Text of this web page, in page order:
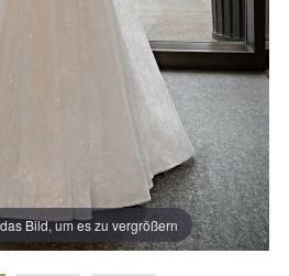
Bild, um es zu vergrößern